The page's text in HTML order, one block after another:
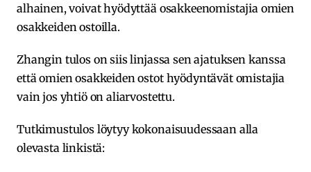
alhainen, voivat hyödyttää osakkeenomistajia omien
osakkeiden ostoilla.
Zhangin tulos on siis linjassa sen ajatuksen kanssa
että omien osakkeiden ostot hyödyntävät omistajia
vain jos yhtiö on aliarvostettu.
Tutkimustulos löytyy kokonaisuudessaan alla
olevasta linkistä: